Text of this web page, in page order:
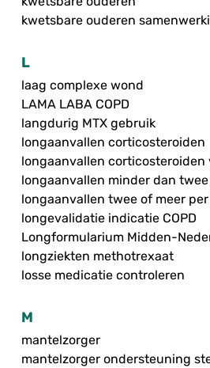
kwetsbare ouderen
L
laag complexe wond
LAMA LABA COPD
langdurig MTX gebruik
longaanvallen corticosteroiden
longaanvallen corticosteroiden
longaanvallen minder dan
longaanvallen twee of meer
longevalidatie indicatie COPD
Longformularium Midden-
longziekten methotrexaat
losse medicatie controleren
M
mantelzorger
mantelzorger ondersteuning